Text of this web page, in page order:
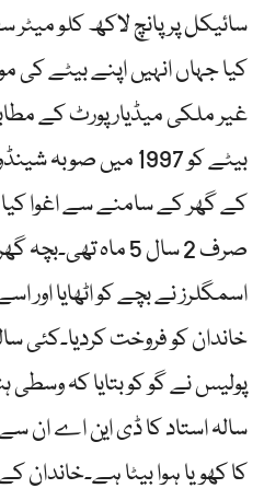
سائیکل پر پانچ لاکھ کلو میٹر
کیا جہاں انہیں اپنے بیٹے
غیر ملکی میڈیارپورٹ کے
بیٹے کو 1997 میں
کے گھر کے سامنے سے اغوا
صرف 2 سال 5 ماہ
اسمگلرز نے بچے کو اٹھایا
خاندان کو فروخت کردیا۔کئی
سالہ استاد کا ڈی این اے ان
کا کھویا ہوا بیٹا ہے۔خاندان